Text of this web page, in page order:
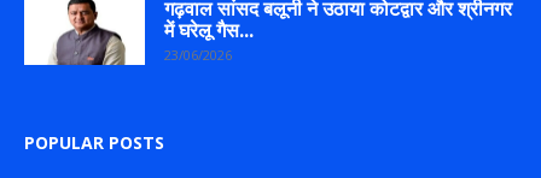
गढ़वाल सांसद बलूनी ने उठाया कोटद्वार और श्रीनगर
में घरेलू गैस...
23/06/2026
POPULAR POSTS